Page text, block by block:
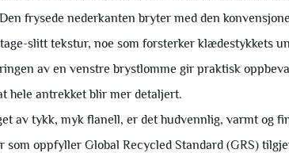
frysede nederkanten bryter med den
slitt tekstur, noe som forsterker klædestykkets
av en venstre brystlomme gir praktisk
hele antrekket blir mer detaljert.
av tykk, myk flanell, er det hudvennlig, varmt og
oppfyller Global Recycled Standard (GRS)